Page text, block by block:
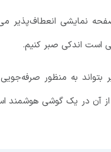
نمایشی انعطاف‌پذیر
است اندکی صبر کنیم.
به منظور
از آن در یک گوشی هوشمند